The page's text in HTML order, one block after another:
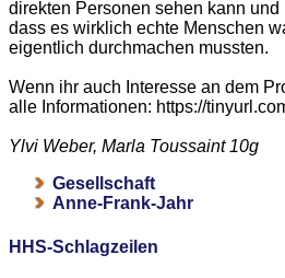
direkten Personen sehen kann
dass es wirklich echte Menschen
eigentlich durchmachen mussten.
Wenn ihr auch Interesse an dem
alle Informationen: https://
Ylvi Weber, Marla Toussaint 10g
Gesellschaft
Anne-Frank-Jahr
HHS-Schlagzeilen